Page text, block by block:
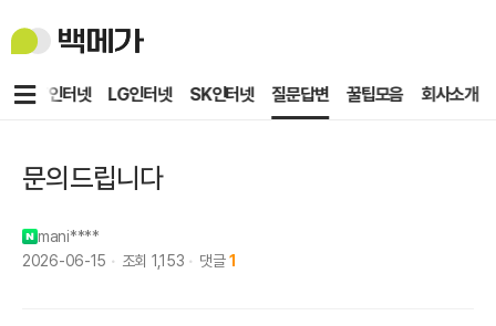
백
메
KT인터넷 LG인터넷 SK인터넷 질문답변 꿀팁모음 회사소개
메
문의드립니다
mani****
2026-06-15
조회 1,153 댓글 1